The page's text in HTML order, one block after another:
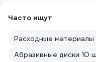
Часто ищут
Расходные материалы
Абразивные диски 10